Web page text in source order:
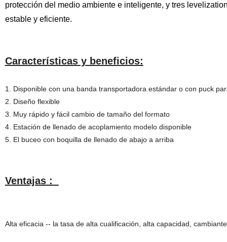
protección del medio ambiente e inteligente, y tres
estable y eficiente.
Características y beneficios:
1. Disponible con una banda transportadora estándar o con puck
2. Diseño flexible
3. Muy rápido y fácil cambio de tamaño del formato
4. Estación de llenado de acoplamiento modelo disponible
5. El buceo con boquilla de llenado de abajo a arriba
Ventajas :
Alta eficacia -- la tasa de alta cualificación, alta capacidad, cambiante